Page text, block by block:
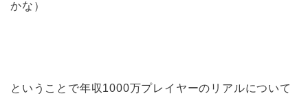
かな）
ということで年収1000万プレイヤーのリアルについて